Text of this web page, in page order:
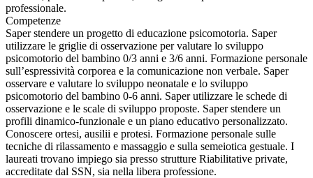
professionale.
Competenze
Saper stendere un progetto di educazione psicomotoria. Saper
utilizzare le griglie di osservazione per valutare lo sviluppo
psicomotorio del bambino 0/3 anni e 3/6 anni. Formazione personale
sull’espressività corporea e la comunicazione non verbale. Saper
osservare e valutare lo sviluppo neonatale e lo sviluppo
psicomotorio del bambino 0-6 anni. Saper utilizzare le schede di
osservazione e le scale di sviluppo proposte. Saper stendere un
profili dinamico-funzionale e un piano educativo personalizzato.
Conoscere ortesi, ausilii e protesi. Formazione personale sulle
tecniche di rilassamento e massaggio e sulla semeiotica gestuale. I
laureati trovano impiego sia presso strutture Riabilitative private,
accreditate dal SSN, sia nella libera professione.